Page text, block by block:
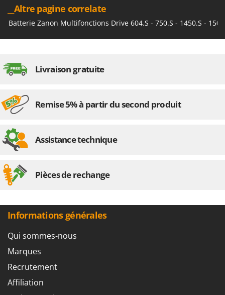
New O.M.R.A.
Nilfisk
Novital
NuovaFac
Oliviero
OMA
Ooni
P
__Altre pagine correlate
Batterie Zanon Multifonctions Drive 604.S - 750.S - 1450.S -
Livraison gratuite
Remise 5% à partir du second produit
Assistance technique
Pièces de rechange
Informations générales
Qui sommes-nous
Marques
Recrutement
Affiliation